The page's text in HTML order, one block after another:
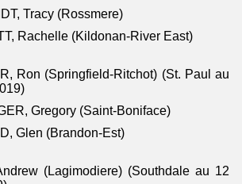
Tracy (Rossmere)
Rachelle (Kildonan-River East)
Ron (Springfield-Ritchot) (St. Paul au
Gregory (Saint-Boniface)
Glen (Brandon-Est)
(Lagimodiere) (Southdale au 12